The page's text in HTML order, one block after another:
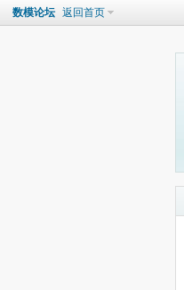
数模论坛 返回首页